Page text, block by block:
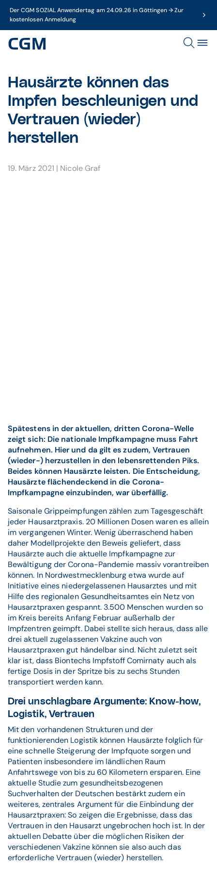
Der CGM SOZIAL Anwendertag am 24.09.26 in Göttingen → Zur
kostenlosen Anmeldung
Hausärzte können das
Impfen beschleunigen und
Vertrauen (wieder)
herstellen
19. März 2021 | Nicole Graf
Spätestens in der aktuellen, dritten Corona-Welle
zeigt sich: Die nationale Impfkampagne muss Fahrt
aufnehmen. Hier und da gilt es zudem, Vertrauen
(wieder-) herzustellen in den lebensrettenden Piks.
Beides können Hausärzte leisten. Die Entscheidung,
Hausärzte flächendeckend in die Corona-
Impfkampagne einzubinden, war überfällig.
Saisonale Grippeimpfungen zählen zum Tagesgeschäft
jeder Hausarztpraxis. 20 Millionen Dosen waren es allein
im vergangenen Winter. Wenig überraschend haben
daher Modellprojekte den Beweis geliefert, dass
Hausärzte auch die aktuelle Impfkampagne zur
Bewältigung der Corona-Pandemie massiv vorantreiben
können. In Nordwestmecklenburg etwa wurde auf
Initiative eines niedergelassenen Hausarztes und mit
Hilfe des regionalen Gesundheitsamtes ein Netz von
Hausarztpraxen gespannt. 3.500 Menschen wurden so
im Kreis bereits Anfang Februar außerhalb der
Impfzentren geimpft. Dabei stellte sich heraus, dass alle
drei aktuell zugelassenen Vakzine auch von
Hausarztpraxen gut händelbar sind. Nicht zuletzt seit
klar ist, dass Biontechs Impfstoff Comirnaty auch als
fertige Dosis in der Spritze bis zu sechs Stunden
transportiert werden kann.
Drei unschlagbare Argumente: Know-how,
Logistik, Vertrauen
Mit den vorhandenen Strukturen und der
funktionierenden Logistik können Hausärzte folglich für
eine schnelle Steigerung der Impfquote sorgen und
Patienten insbesondere im ländlichen Raum
Anfahrtswege von bis zu 60 Kilometern ersparen. Eine
aktuelle Studie zum gesundheitsbezogenen
Suchverhalten der Deutschen bestärkt zudem ein
weiteres, zentrales Argument für die Einbindung der
Hausarztpraxen: So zeigen die Ergebnisse, dass das
Vertrauen in den Hausarzt ungebrochen hoch ist. In der
aktuellen Debatte über die möglichen Risiken der
verschiedenen Vakzine können sie also auch das
erforderliche Vertrauen (wieder) herstellen.